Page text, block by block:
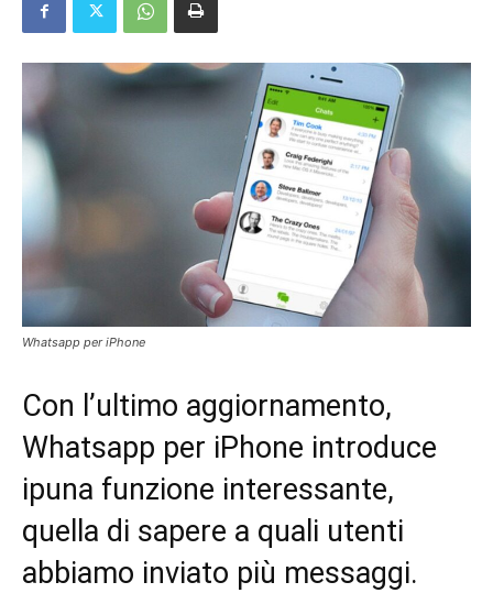
Whatsapp per iPhone
Con l’ultimo aggiornamento,
Whatsapp per iPhone introduce
ipuna funzione interessante,
quella di sapere a quali utenti
abbiamo inviato più messaggi.